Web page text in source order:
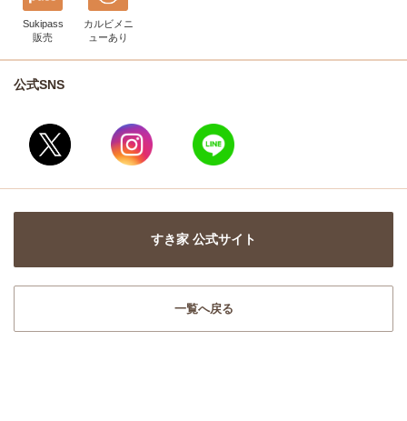
Sukipass
販売
カルビメニ
ューあり
公式SNS
すき家 公式サイト
一覧へ戻る